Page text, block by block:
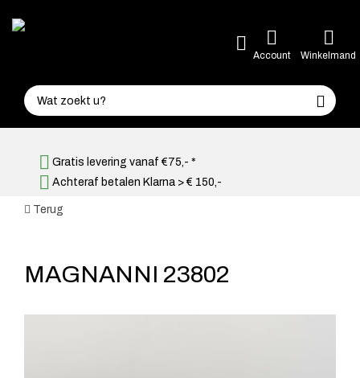
Account Winkelmand
Gratis levering vanaf €75,- *
Achteraf betalen Klarna > € 150,-
Terug
MAGNANNI 23802